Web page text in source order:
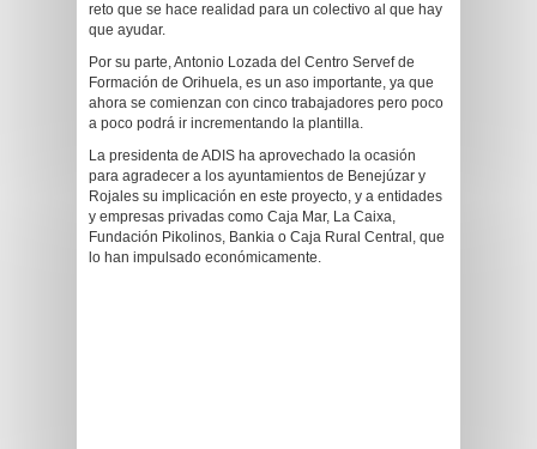
reto que se hace realidad para un colectivo al que hay
que ayudar.
Por su parte, Antonio Lozada del Centro Servef de
Formación de Orihuela, es un aso importante, ya que
ahora se comienzan con cinco trabajadores pero poco
a poco podrá ir incrementando la plantilla.
La presidenta de ADIS ha aprovechado la ocasión
para agradecer a los ayuntamientos de Benejúzar y
Rojales su implicación en este proyecto, y a entidades
y empresas privadas como Caja Mar, La Caixa,
Fundación Pikolinos, Bankia o Caja Rural Central, que
lo han impulsado económicamente.